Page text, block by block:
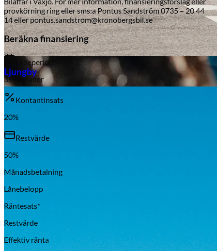
Aixiam
Honda
Ljungby
provkörning ring eller sms:a Pontus Sandström 0735 – 20 44
14 eller pontus.sandstrom@kronobergsbil.se
Beräkna finansiering
Låneperiod
36månader
Kontantinsats
20%
Restvärde
50%
Månadsbetalning
Lånebelopp
Räntesats*
Restvärde
Effektiv ränta